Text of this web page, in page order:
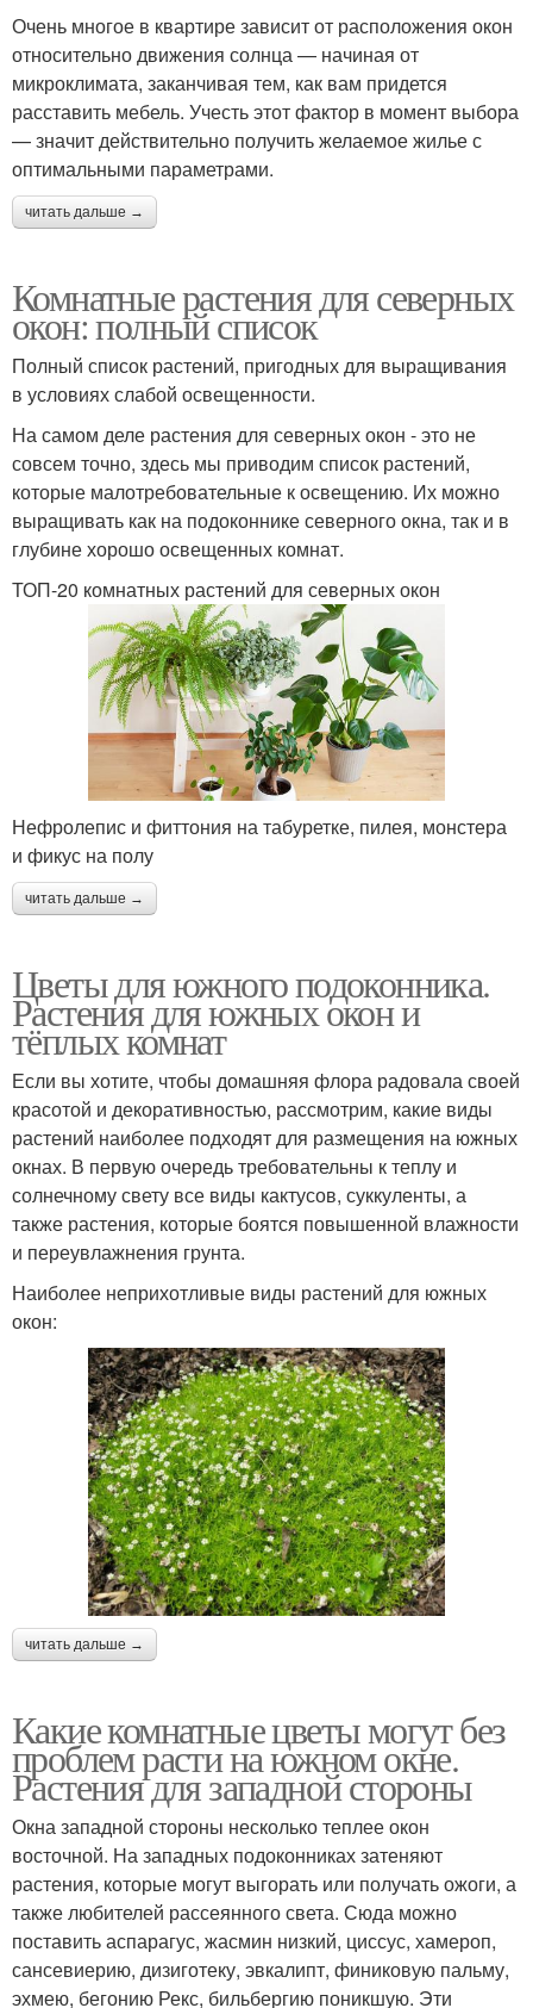
Очень многое в квартире зависит от расположения окон
относительно движения солнца — начиная от
микроклимата, заканчивая тем, как вам придется
расставить мебель. Учесть этот фактор в момент выбора
— значит действительно получить желаемое жилье с
оптимальными параметрами.
читать дальше →
Комнатные растения для северных
окон: полный список
Полный список растений, пригодных для выращивания
в условиях слабой освещенности.
На самом деле растения для северных окон - это не
совсем точно, здесь мы приводим список растений,
которые малотребовательные к освещению. Их можно
выращивать как на подоконнике северного окна, так и в
глубине хорошо освещенных комнат.
ТОП-20 комнатных растений для северных окон
Нефролепис и фиттония на табуретке, пилея, монстера
и фикус на полу
читать дальше →
Цветы для южного подоконника.
Растения для южных окон и
тёплых комнат
Если вы хотите, чтобы домашняя флора радовала своей
красотой и декоративностью, рассмотрим, какие виды
растений наиболее подходят для размещения на южных
окнах. В первую очередь требовательны к теплу и
солнечному свету все виды кактусов, суккуленты, а
также растения, которые боятся повышенной влажности
и переувлажнения грунта.
Наиболее неприхотливые виды растений для южных
окон:
читать дальше →
Какие комнатные цветы могут без
проблем расти на южном окне.
Растения для западной стороны
Окна западной стороны несколько теплее окон
восточной. На западных подоконниках затеняют
растения, которые могут выгорать или получать ожоги, а
также любителей рассеянного света. Сюда можно
поставить аспарагус, жасмин низкий, циссус, хамероп,
сансевиерию, дизиготеку, эвкалипт, финиковую пальму,
эхмею, бегонию Рекс, бильбергию поникшую. Эти